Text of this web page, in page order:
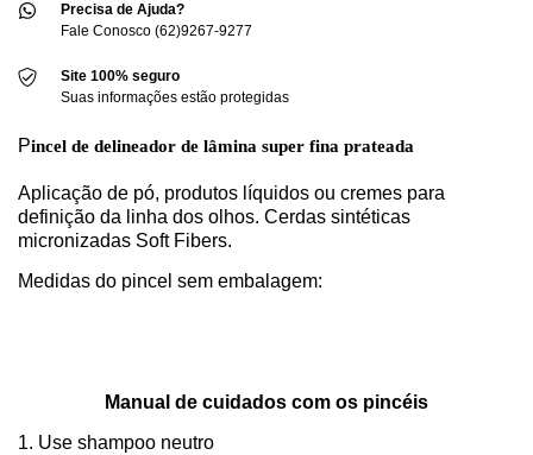
Precisa de Ajuda?
Fale Conosco (62)9267-9277
Site 100% seguro
Suas informações estão protegidas
Pincel de delineador de lâmina super fina prateada
Aplicação de pó, produtos líquidos ou cremes para
definição da linha dos olhos. Cerdas sintéticas
micronizadas Soft Fibers.
Medidas do pincel sem embalagem:
Manual de cuidados com os pincéis
1. Use shampoo neutro